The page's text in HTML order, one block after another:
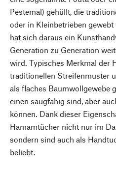
Pestemal) gehüllt, die
oder in Kleinbetrieben
hat sich daraus ein
Generation zu Generation
wird. Typisches Merkmal der
traditionellen Streifenmuster
als flaches Baumwollgewebe
einen saugfähig sind, aber
können. Dank dieser
Hamamtücher nicht nur im
sondern sind auch als
beliebt.